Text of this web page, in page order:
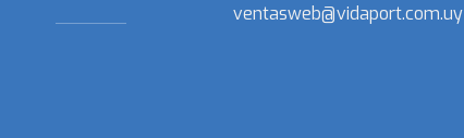
ventasweb@vidaport.com.uy